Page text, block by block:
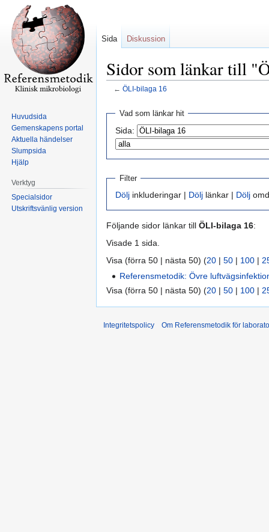
Sidor som länkar till
← ÖLI-bilaga 16
Hoppa
navigering
Hoppa
sök
Vad som länkar hit
Sida:
Filter
Dölj inkluderingar | Dölj länkar | Dölj
Följande sidor länkar till ÖLI-bilaga 16:
Visade 1 sida.
Visa (förra 50 | nästa 50) (20 | 50 | 100 |
Referensmetodik: Övre
Visa (förra 50 | nästa 50) (20 | 50 | 100 |
Sida Diskussion
Huvudsida
Gemenskapens portal
Aktuella händelser
Slumpsida
Hjälp
Verktyg
Specialsidor
Utskriftsvänlig version
Integritetspolicy Om Referensmetodik för